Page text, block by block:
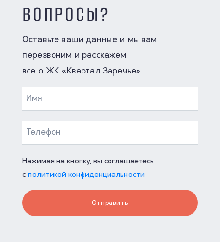
ВОПРОСЫ?
Оставьте ваши данные и мы вам
перезвоним и расскажем
все о ЖК «Квартал Заречье»
Нажимая на кнопку, вы соглашаетесь
сполитикой конфиденциальности
Отправить